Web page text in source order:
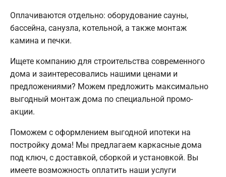
Оплачиваются отдельно: оборудование сауны,
бассейна, санузла, котельной, а также монтаж
камина и печки.
Ищете компанию для строительства современного
дома и заинтересовались нашими ценами и
предложениями? Можем предложить максимально
выгодный монтаж дома по специальной промо-
акции.
Поможем с оформлением выгодной ипотеки на
постройку дома! Мы предлагаем каркасные дома
под ключ, с доставкой, сборкой и установкой. Вы
имеете возможность оплатить наши услуги